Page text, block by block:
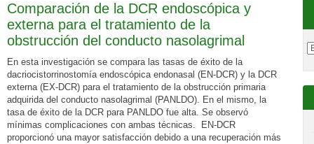
Comparación de la DCR endoscópica y
externa para el tratamiento de la
obstrucción del conducto nasolagrimal
En esta investigación se compara las tasas de éxito de la
dacriocistorrinostomía endoscópica endonasal (EN-DCR) y la DCR
externa (EX-DCR) para el tratamiento de la obstrucción primaria
adquirida del conducto nasolagrimal (PANLDO). En el mismo, la
tasa de éxito de la DCR para PANLDO fue alta. Se observó
mínimas complicaciones con ambas técnicas. EN-DCR
proporcionó una mayor satisfacción debido a una recuperación más